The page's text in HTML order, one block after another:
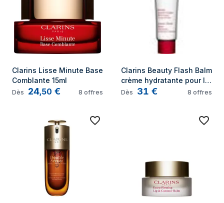
Clarins Lisse Minute Base
Comblante 15ml
Dès 24,50 € 8 offres
Clarins Beauty Flash Balm
crème hydratante pour le
visage Femmes 50 ml
Dès 31 € 8 offres